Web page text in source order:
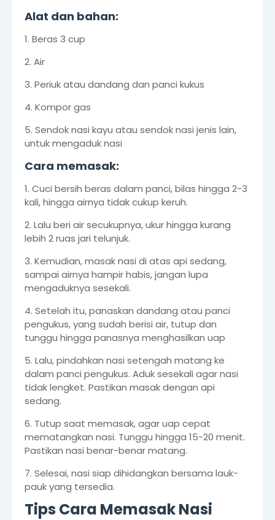
Alat dan bahan:
1. Beras 3 cup
2. Air
3. Periuk atau dandang dan panci kukus
4. Kompor gas
5. Sendok nasi kayu atau sendok nasi jenis lain,
untuk mengaduk nasi
Cara memasak:
1. Cuci bersih beras dalam panci, bilas hingga 2-3
kali, hingga airnya tidak cukup keruh.
2. Lalu beri air secukupnya, ukur hingga kurang
lebih 2 ruas jari telunjuk.
3. Kemudian, masak nasi di atas api sedang,
sampai airnya hampir habis, jangan lupa
mengaduknya sesekali.
4. Setelah itu, panaskan dandang atau panci
pengukus, yang sudah berisi air, tutup dan
tunggu hingga panasnya menghasilkan uap
5. Lalu, pindahkan nasi setengah matang ke
dalam panci pengukus. Aduk sesekali agar nasi
tidak lengket. Pastikan masak dengan api
sedang.
6. Tutup saat memasak, agar uap cepat
mematangkan nasi. Tunggu hingga 15-20 menit.
Pastikan nasi benar-benar matang.
7. Selesai, nasi siap dihidangkan bersama lauk-
pauk yang tersedia.
Tips Cara Memasak Nasi